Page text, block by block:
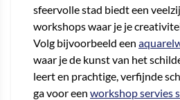
sfeervolle stad biedt een
workshops waar je je
Volg bijvoorbeeld een
waar je de kunst van het
leert en prachtige, verfijnde
ga voor een workshop servies